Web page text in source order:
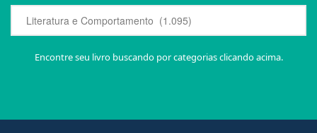
Encontre seu livro buscando por categorias clicando acima.